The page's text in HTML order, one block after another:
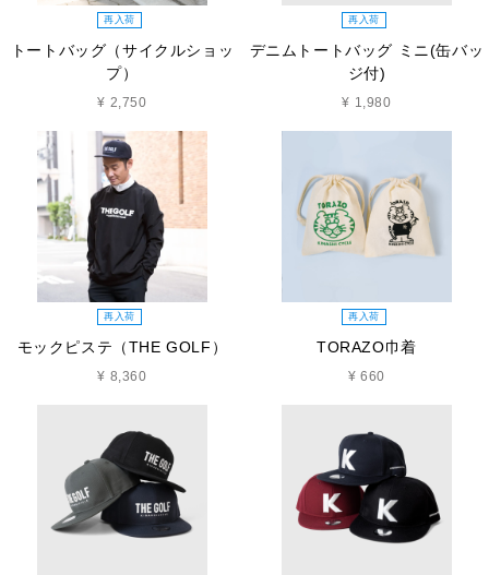
再入荷
トートバッグ（サイクルショッ
プ）
¥ 2,750
再入荷
デニムトートバッグ ミニ(缶バッ
ジ付)
¥ 1,980
再入荷
モックピステ（THE GOLF）
¥ 8,360
再入荷
TORAZO巾着
¥ 660